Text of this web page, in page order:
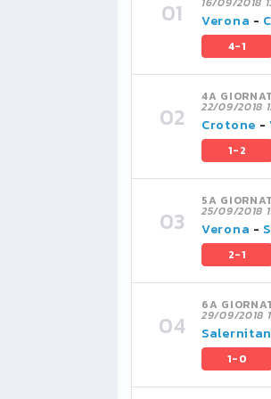
Verona -
4-1
4A
22/09/2018
Crotone -
1-2
5A
25/09/2018
Verona -
2-1
6A
29/09/2018
1-0